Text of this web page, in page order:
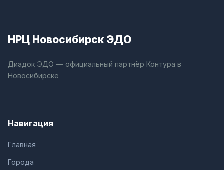
НРЦ Новосибирск ЭДО
Диадок ЭДО — официальный партнёр Контура в
Новосибирске
Навигация
Главная
Города